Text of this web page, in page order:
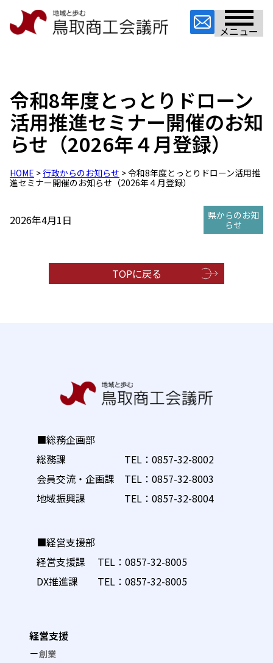
メニュー
令和8年度とっとりドローン
活用推進セミナー開催のお知
らせ（2026年４月登録）
HOME >行政からのお知らせ > 令和8年度とっとりドローン活用推
進セミナー開催のお知らせ（2026年４月登録）
2026年4月1日
県からのお知
らせ
TOPに戻る
■総務企画部
総務課 TEL： 0857-32-8002
会員交流・企画課 TEL： 0857-32-8003
地域振興課 TEL： 0857-32-8004
■経営支援部
経営支援課 TEL： 0857-32-8005
DX推進課 TEL： 0857-32-8005
経営支援
創業